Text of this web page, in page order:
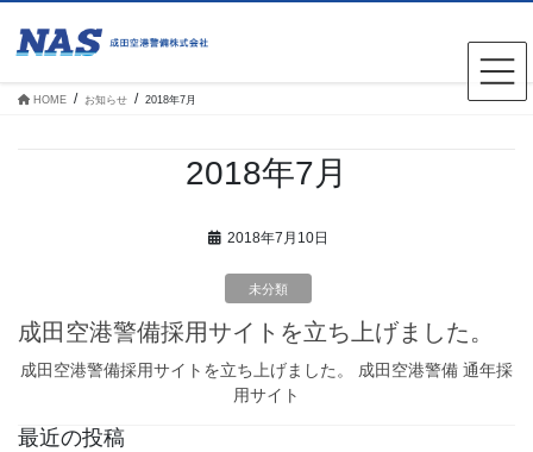
キ
ッ
に
移
HOME お知らせ 2018年7月
2018年7月
2018年7月10日
未分類
成田空港警備採用サイトを立ち上げました。
成田空港警備採用サイトを立ち上げました。 成田空港警備 通年採
用サイト
最近の投稿